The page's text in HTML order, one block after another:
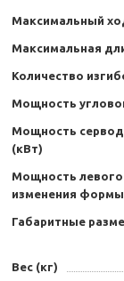
Максимальный
Максимальная
Количество
Мощность
Мощность
(кВт)
Мощность левого
изменения
Габаритные
Вес (кг)